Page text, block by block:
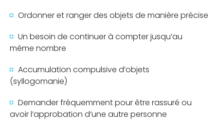
Ordonner et ranger des objets de manière précise
Un besoin de continuer à compter jusqu’au
même nombre
Accumulation compulsive d’objets
(syllogomanie)
Demander fréquemment pour être rassuré ou
avoir l’approbation d’une autre personne